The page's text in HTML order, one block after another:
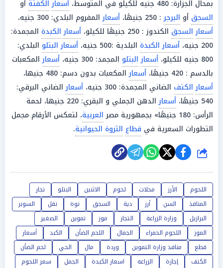
بمحال الجزارة: 480 جنيه للكيلو في المتوسط، أسعار الكفتة أو
السجق أو البرجر: 250 جنيهًا، أسعارالمفروم البلدي: 300 جنيه،
أسعار السجق الكندوز : 250 جنيهًا للكيلو، أسعار الكبدة المجمدة:
200 جنيه،
أسعار الكبدة البلدية :500 جنيه، أسعار البتلو البلدي:
800 جنيه للكيلو،
أسعار البتلو المجمد: 300 جنيه، أسعارالمكعبات
بالدسم : 420 جنيهًا،
أسعارالمكعبات بدون دسم: 480 جنيها،
أسعار الكتف الضاني المجمدة: 300 جنيه، أسعارالضاني البرقي:
540 جنيهًا،
أسعار
الدهن الجملي و البقري: 220 جنيها، لحمة
الرأس: 180 جنيهًا» بجمهورية مصر
العربية، لتعكس الأرقام مجمل
التطورات السعرية في قطاع الثروة الحيوانية.
شارك
اللحوم الأرز محلات لحوم الاثنين البتلو
تجار
المنافذ
السن أرز دية السجق نوة نقل
السوبر
البرازيل
وزارة الزراعة التجار موز تموين
الصغير
الموز
اللحوم الحمراء الجمال اللحم الضأن الكبد
أسعار
قطع
منافذ وزارة التموين وردة مال الحي
لحم الضأن
الكتف
إجازة الزراعه اسعار الكبدة الجمل
سعر اللحوم